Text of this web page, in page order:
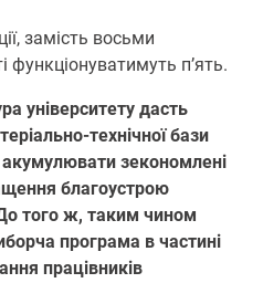
замість восьми
функціонуватимуть п’ять.
університету дасть
технічної бази
зекономлені
благоустрою
того ж, таким чином
програма в частині
працівників